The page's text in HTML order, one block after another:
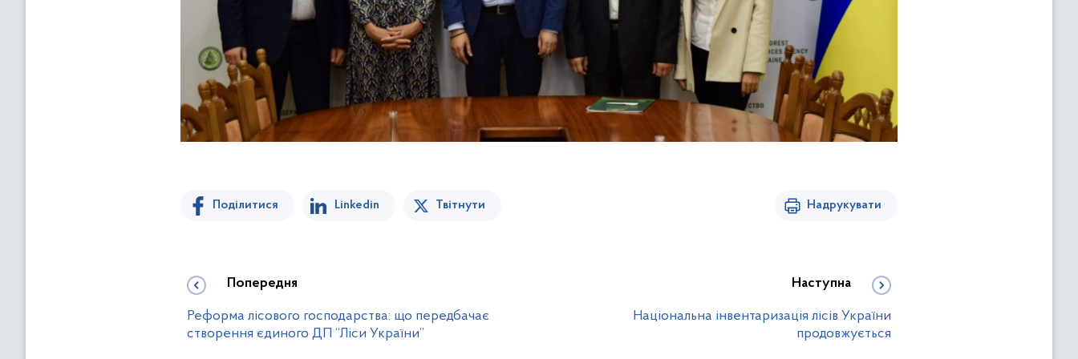
Поділитися Linkedin Твітнути Надрукувати
Попередня
Реформа лісового господарства: що передбачає
створення єдиного ДП “Ліси України”
Наступна
Національна інвентаризація лісів України
продовжується